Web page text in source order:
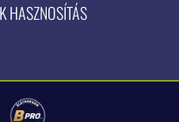
HASZNOSÍTÁS